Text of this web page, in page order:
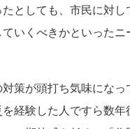
としても、市民に対
いくべきかといった
策が頭打ち気味にな
経験した人ですら数